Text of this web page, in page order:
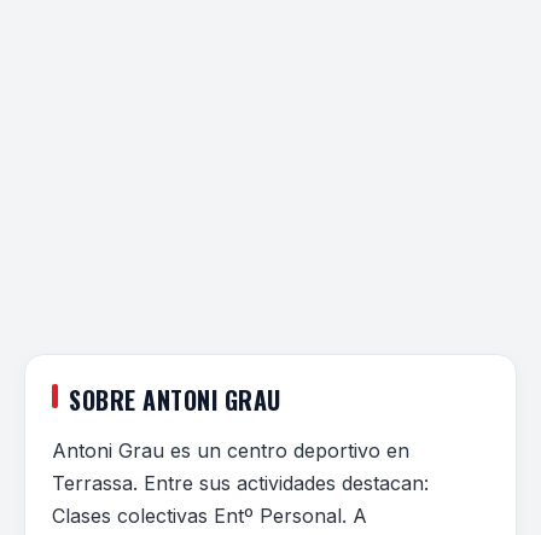
SOBRE ANTONI GRAU
Antoni Grau es un centro deportivo en
Terrassa. Entre sus actividades destacan:
Clases colectivas Entº Personal. A